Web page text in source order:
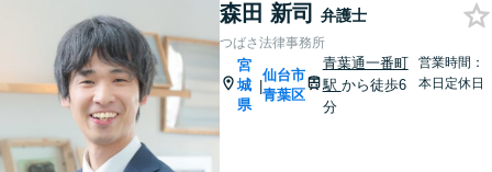
森田 新司 弁護士
つばさ法律事務所
宮
城
県
|
仙台市
青葉区
青葉通一番町
駅 から徒歩6
分
営業時間：
本日定休日